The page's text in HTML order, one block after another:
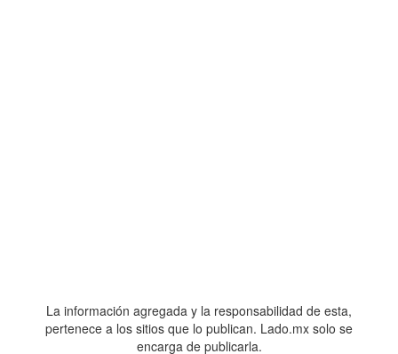
La información agregada y la responsabilidad de esta,
pertenece a los sitios que lo publican. Lado.mx solo se
encarga de publicarla.